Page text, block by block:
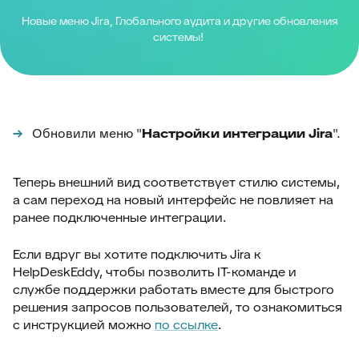
Новые меню Jira, Глобального аудита и другие обновления
системы!
Обновили меню "Настройки интеграции Jira".
Теперь внешний вид соответствует стилю системы,
а сам переход на новый интерфейс не повлияет на
ранее подключенные интеграции.
Если вдруг вы хотите подключить Jira к
HelpDeskEddy, чтобы позволить IT-команде и
службе поддержки работать вместе для быстрого
решения запросов пользователей, то ознакомиться
с инструкцией можно по ссылке.